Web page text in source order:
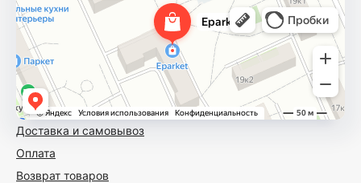
Доставка и самовывоз
Оплата
Возврат товаров